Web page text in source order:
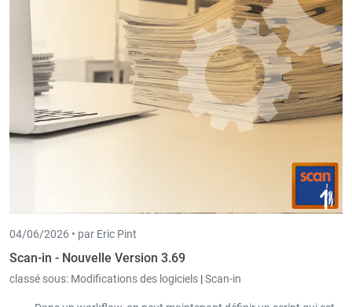
04/06/2026 • par Eric Pint
Scan-in - Nouvelle Version 3.69
classé sous: Modifications des logiciels |Scan-in